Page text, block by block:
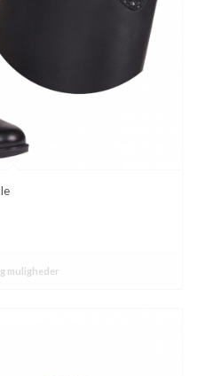
muligheder